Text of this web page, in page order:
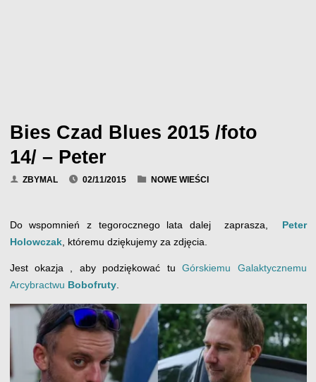
Bies Czad Blues 2015 /foto
14/ – Peter
ZBYMAL 02/11/2015 NOWE WIEŚCI
Do wspomnień z tegorocznego lata dalej zaprasza,
Peter
Holowczak, któremu dziękujemy za zdjęcia.
Jest okazja , aby podziękować tuGórskiemu Galaktycznemu
Arcybractwu Bobofruty.